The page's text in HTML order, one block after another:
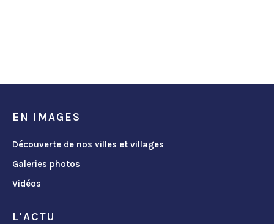
EN IMAGES
Découverte de nos villes et villages
Galeries photos
Vidéos
L'ACTU